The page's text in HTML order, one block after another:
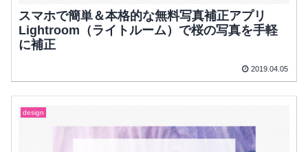
スマホで簡単＆本格的な無料写真補正アプリ
Lightroom（ライトルーム）で桜の写真を手軽
に補正
2019.04.05
design